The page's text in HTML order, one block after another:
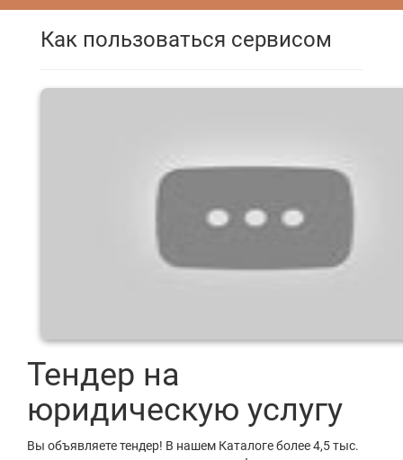
Как пользоваться сервисом
Тендер на
юридическую услугу
Вы объявляете тендер! В нашем Каталоге более 4,5 тыс.